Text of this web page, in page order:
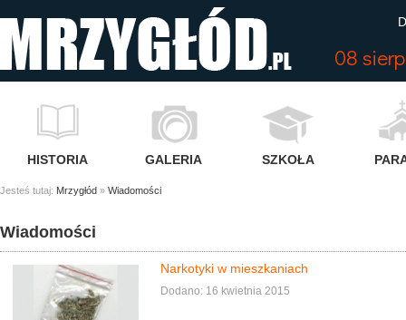
08
HISTORIA GALERIA SZKOŁA
Jesteś tutaj: Mrzygłód » Wiadomości
Wiadomości
Narkotyki w mieszkaniach
Dodano: 16 kwietnia 2015